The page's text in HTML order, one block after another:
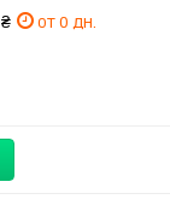
₴
от 0 дн.